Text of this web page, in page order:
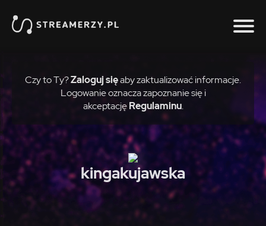
Czy to Ty?Zaloguj sięaby zaktualizować informacje.
Logowanie oznacza zapoznanie się i
akceptację Regulaminu.
kingakujawska